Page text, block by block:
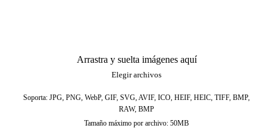
Arrastra y suelta imágenes aquí
Elegir archivos
Soporta: JPG, PNG, WebP, GIF, SVG, AVIF, ICO, HEIF, HEIC, TIFF, BMP,
RAW, BMP
Tamaño máximo por archivo: 50MB